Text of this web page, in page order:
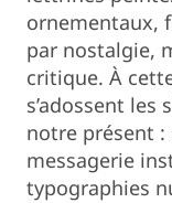
ornementaux,
par nostalgie,
critique. À
s’adossent les
notre présent
messagerie
typographies